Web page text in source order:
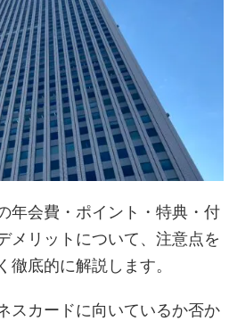
年会費・ポイント・特典・付
メリットについて、注意点を
徹底的に解説します。
スカードに向いているか否か